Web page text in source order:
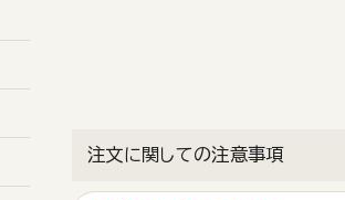
注文に関しての注意事項